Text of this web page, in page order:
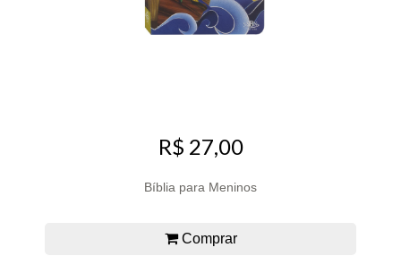
R$ 27,00
Bíblia para Meninos
Comprar